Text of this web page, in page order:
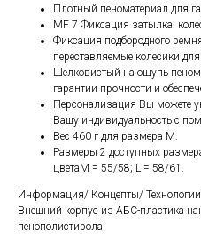
Плотный пеноматериал для
MF 7 Фиксация затылка:
Фиксация подбородного
переставляемые колесики
Шелковистый на ощупь
гарантии прочности и
Персонализация Вы можете
Вашу индивидуальность с
Вес 460 г для размера M.
Размеры 2 доступных
цветаM = 55/58; L = 58/61.
Информация/ Концепты/
Внешний корпус из АБС-пластика
пенополистирола.